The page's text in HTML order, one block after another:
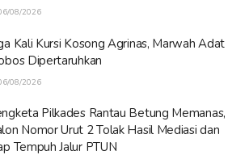
08/2026
Kali Kursi Kosong Agrinas, Marwah Adat
Dipertaruhkan
08/2026
Pilkades Rantau Betung Memanas,
Nomor Urut 2 Tolak Hasil Mediasi dan
Tempuh Jalur PTUN